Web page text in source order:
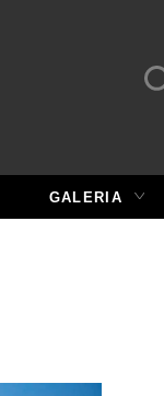
GALERIA